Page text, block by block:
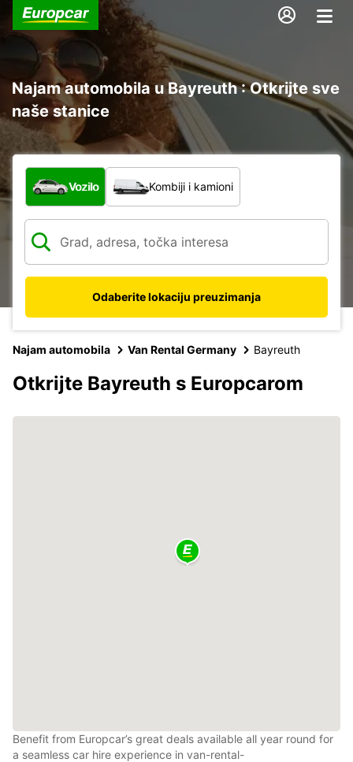
Najam automobila u Bayreuth : Otkrijte sve
naše stanice
Koja vrsta vozila?
Vozilo Kombiji i kamioni
Odaberite lokaciju preuzimanja
Najam automobila Van Rental Germany Bayreuth
Otkrijte Bayreuth s Europcarom
Benefit from Europcar’s great deals available all year round for
a seamless car hire experience in van-rental-